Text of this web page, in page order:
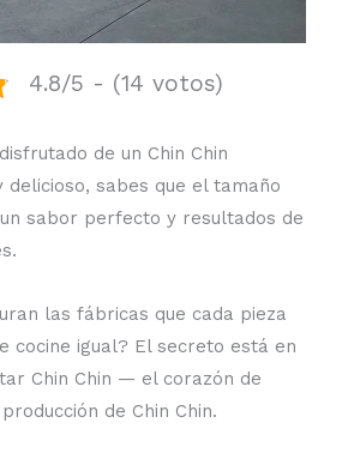
4.8/5 - (14 votos)
de un Chin Chin
delicioso, sabes que el tamaño
sabor perfecto y resultados de
las fábricas que cada pieza
cocine igual? El secreto está en
Chin Chin — el corazón de
de Chin Chin.